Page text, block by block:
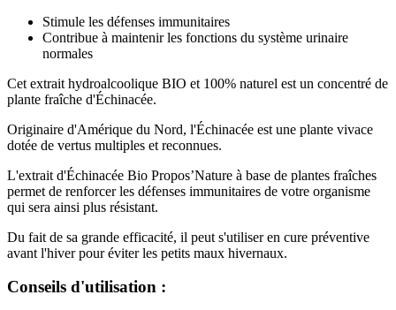
Stimule les défenses immunitaires
Contribue à maintenir les fonctions du système urinaire
normales
Cet extrait hydroalcoolique BIO et 100% naturel est un concentré de
plante fraîche d'Échinacée.
Originaire d'Amérique du Nord, l'Échinacée est une plante vivace
dotée de vertus multiples et reconnues.
L'extrait d'Échinacée Bio Propos’Nature à base de plantes fraîches
permet de renforcer les défenses immunitaires de votre organisme
qui sera ainsi plus résistant.
Du fait de sa grande efficacité, il peut s'utiliser en cure préventive
avant l'hiver pour éviter les petits maux hivernaux.
Conseils d'utilisation :